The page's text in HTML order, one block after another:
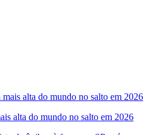
alta do mundo no salto em 2026